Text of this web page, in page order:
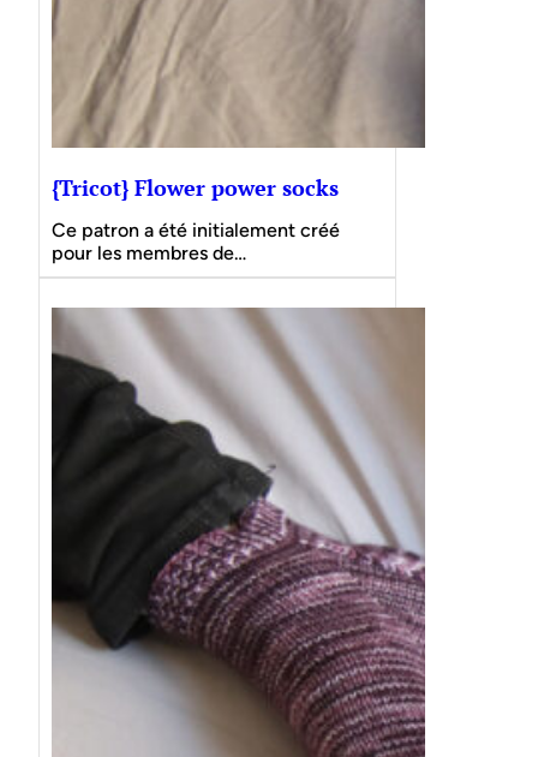
{Tricot} Flower power socks
Ce patron a été initialement créé
pour les membres de…